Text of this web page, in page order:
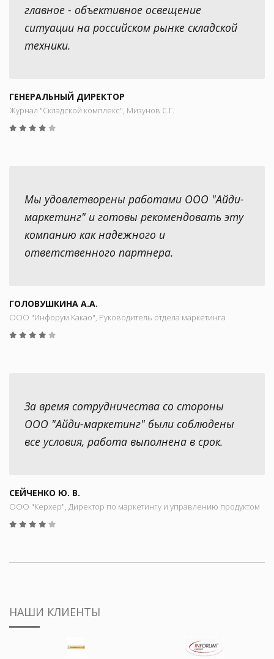
главное - объективное освещение
ситуации на российском рынке складской
техники.
ГЕНЕРАЛЬНЫЙ ДИРЕКТОР
Журнал "Складской комплекс", Мизунов С.Г.
Мы удовлетворены работами ООО "Айди-
маркетинг" и готовы рекомендовать эту
компанию как надежного и
ответственного партнера.
ГОЛОВУШКИНА А.А.
ООО "Инфорум Какао", Руководитель отдела маркетинга
За время сотрудничества со стороны
ООО "Айди-маркетинг" были соблюдены
все условия, работа выполнена в срок.
СЕЙЧЕНКО Ю. В.
ООО "Керхер", Директор по маркетингу и управлению продуктом
НАШИ КЛИЕНТЫ